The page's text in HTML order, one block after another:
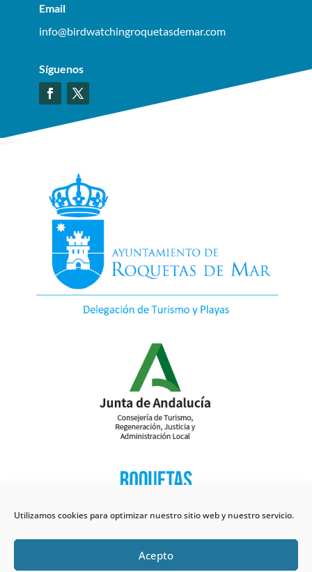
Utilizamos cookies para optimizar nuestro sitio web y nuestro servicio.
Acepto
Email
info@birdwatchingroquetasdemar.com
Síguenos